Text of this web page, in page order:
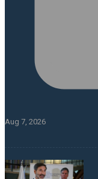
Aug 7, 2026